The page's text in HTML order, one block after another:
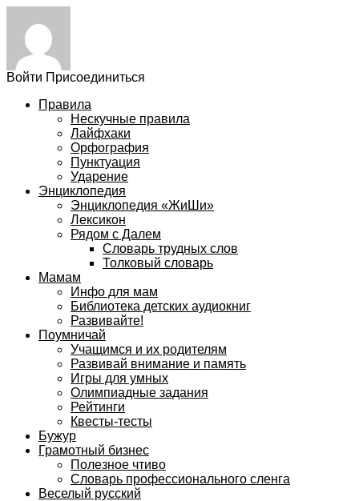
Войти Присоединиться
Правила
Нескучные правила
Лайфхаки
Орфография
Пунктуация
Ударение
Энциклопедия
Энциклопедия «ЖиШи»
Лексикон
Рядом с Далем
Словарь трудных слов
Толковый словарь
Мамам
Инфо для мам
Библиотека детских аудиокниг
Развивайте!
Поумничай
Учащимся и их родителям
Развивай внимание и память
Игры для умных
Олимпиадные задания
Рейтинги
Квесты-тесты
Бужур
Грамотный бизнес
Полезное чтиво
Словарь профессионального сленга
Веселый русский